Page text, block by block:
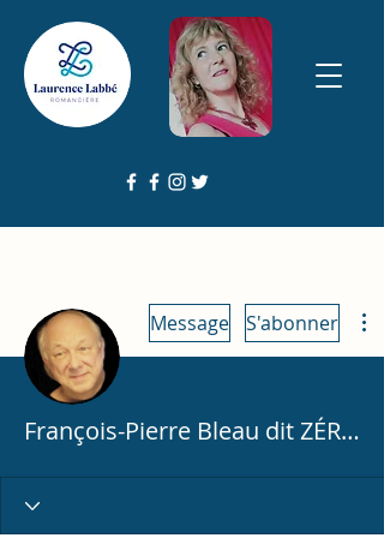
Message S'abonner
François-Pierre Bleau dit ZÉRO ZOO